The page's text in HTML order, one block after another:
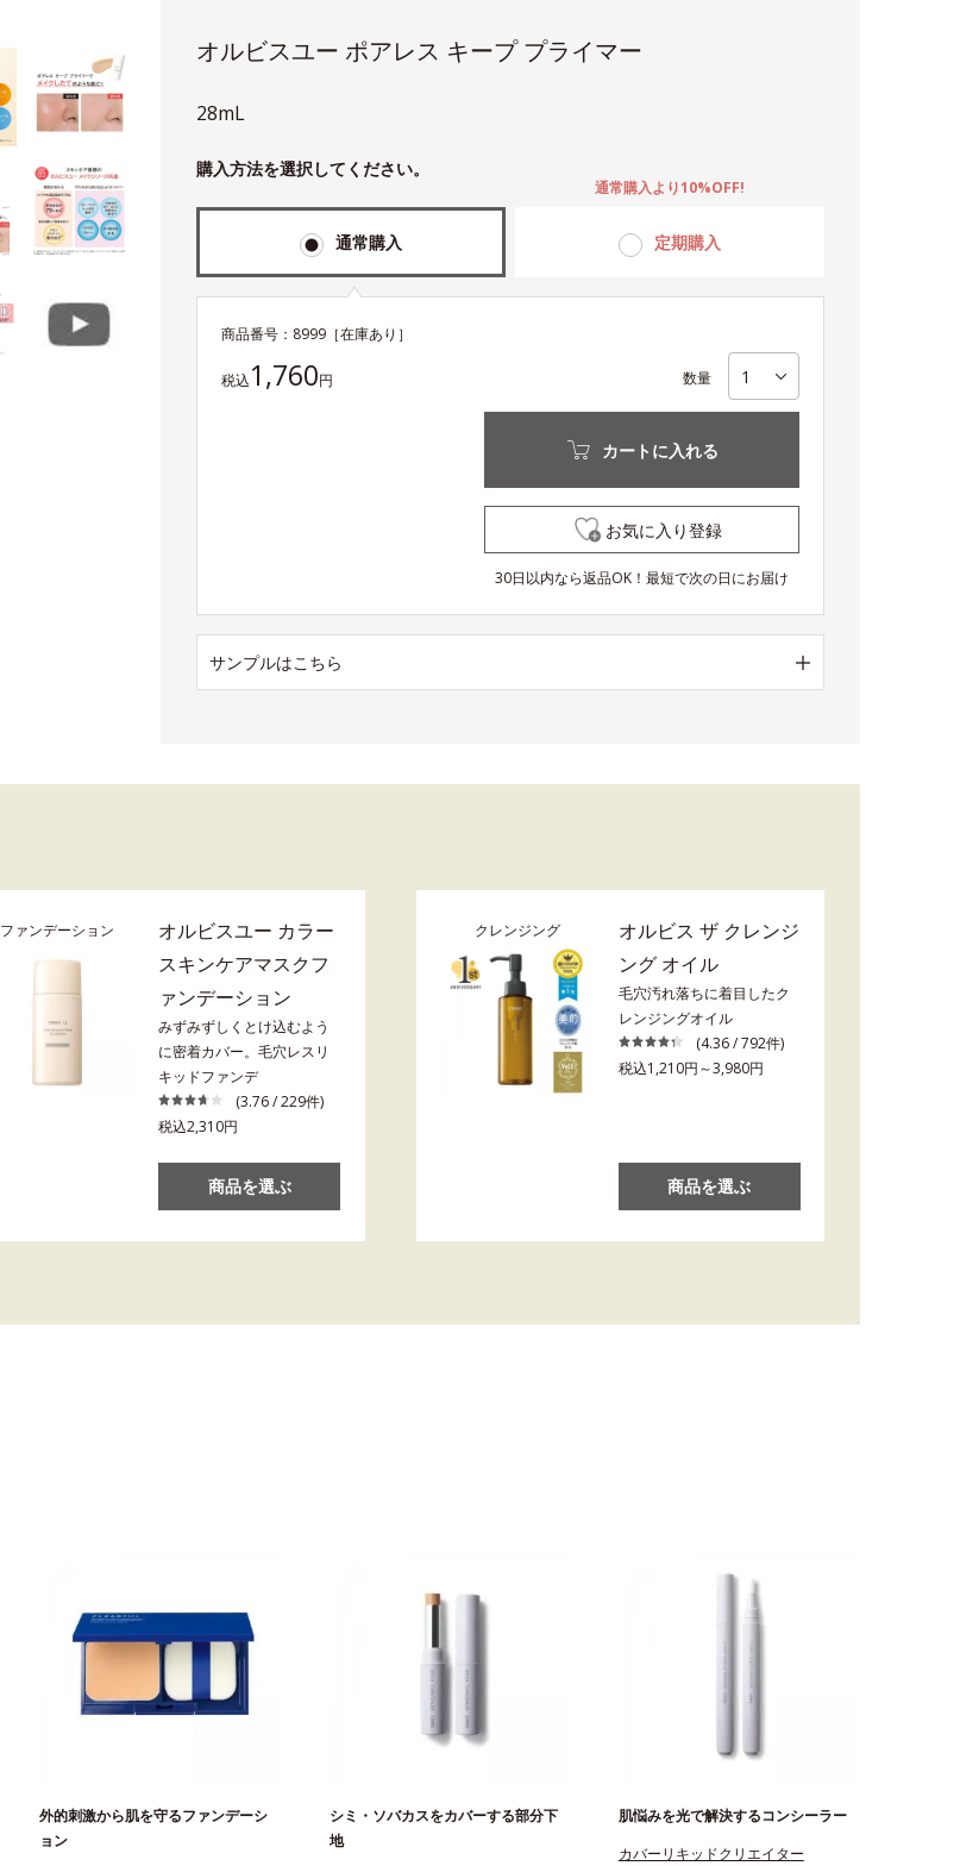
オルビスユー ポアレス キープ プライマー
28mL
購入方法を選択してください。
通常購入 定期購入
通常購入より10%OFF!
商品番号： 8999 ［在庫あり］
税込1,760円 数量
カートに入れる
お気に入り登録
30日以内なら返品OK！最短で次の日にお届け
サンプルはこちら
ファンデーション
オルビスユー カラー
スキンケアマスクフ
ァンデーション
みずみずしくとけ込むよう
に密着カバー。毛穴レスリ
キッドファンデ
(3.76 / 229件)
税込2,310円
商品を選ぶ
クレンジング
オルビス ザ クレンジ
ング オイル
毛穴汚れ落ちに着目したク
レンジングオイル
(4.36 / 792件)
税込1,210円～3,980円
商品を選ぶ
外的刺激から肌を守るファンデーシ
ョン
シミ・ソバカスをカバーする部分下
地
肌悩みを光で解決するコンシーラー
カバーリキッドクリエイター